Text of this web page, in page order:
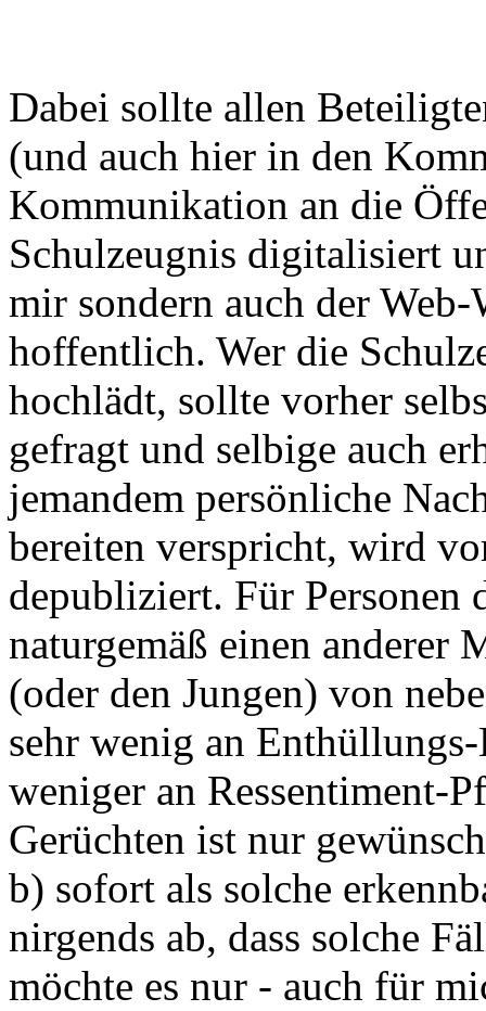
Dabei sollte allen
(und auch hier in den
Kommunikation an die
Schulzeugnis digitalisiert
mir sondern auch der
hoffentlich. Wer die
hochlädt, sollte vorher
gefragt und selbige auch
jemandem persönliche
bereiten verspricht, wird
depubliziert. Für Personen
naturgemäß einen anderer
(oder den Jungen) von
sehr wenig an
weniger an Ressentiment-
Gerüchten ist nur
b) sofort als solche
nirgends ab, dass solche
möchte es nur - auch für